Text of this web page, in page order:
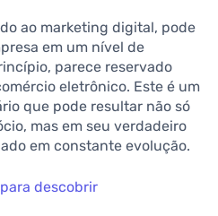
ao marketing digital, pode
em um nível de
parece reservado
eletrônico. Este é um
que pode resultar não só
mas em seu verdadeiro
em constante evolução.
descobrir